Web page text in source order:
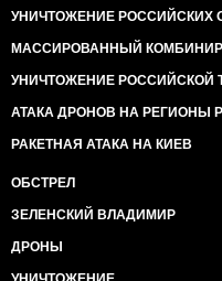
УНИЧТОЖЕНИЕ РОССИЙСКИХ
МАССИРОВАННЫЙ
УНИЧТОЖЕНИЕ РОССИЙСКОЙ
АТАКА ДРОНОВ НА РЕГИОНЫ
РАКЕТНАЯ АТАКА НА КИЕВ
ОБСТРЕЛ
ЗЕЛЕНСКИЙ ВЛАДИМИР
ДРОНЫ